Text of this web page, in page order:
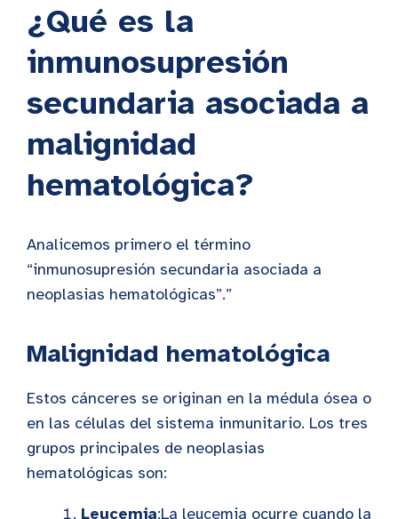
¿Qué es la
inmunosupresión
secundaria asociada a
malignidad
hematológica?
Analicemos primero el término
“inmunosupresión secundaria asociada a
neoplasias hematológicas”.”
Malignidad hematológica
Estos cánceres se originan en la médula ósea o
en las células del sistema inmunitario. Los tres
grupos principales de neoplasias
hematológicas son:
Leucemia:La leucemia ocurre cuando la